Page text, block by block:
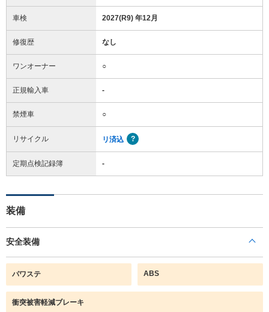
車検 2027(R9) 年12月
修復歴 なし
ワンオーナー ○
正規輸入車 -
禁煙車 ○
リサイクル リ済込
定期点検記録簿 -
装備
安全装備
パワステ ABS
衝突被害軽減ブレーキ